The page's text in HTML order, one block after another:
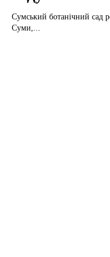
Сумський ботанічний сад
Суми,...